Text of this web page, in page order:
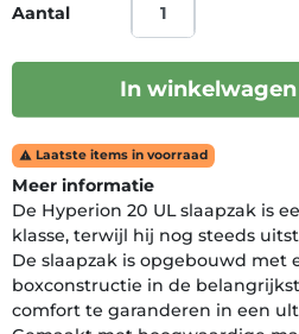
Aantal
In winkelwagen
 Laatste items in voorraad
Meer informatie
De Hyperion 20 UL slaapzak is
klasse, terwijl hij nog steeds
De slaapzak is opgebouwd met
boxconstructie in de
comfort te garanderen in een